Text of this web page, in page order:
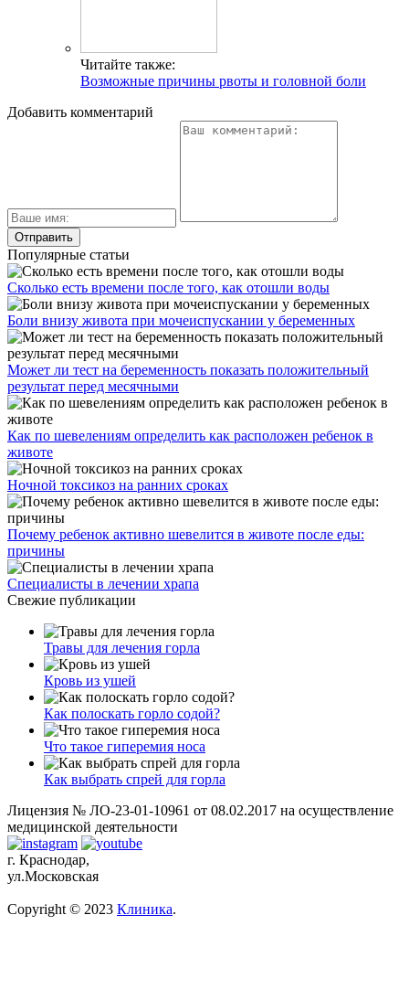
Читайте также:
Возможные причины рвоты и головной боли
Добавить комментарий
Популярные статьи
Сколько есть времени после того, как отошли воды
Боли внизу живота при мочеиспускании у беременных
Может ли тест на беременность показать положительный
результат перед месячными
Как по шевелениям определить как расположен ребенок в
животе
Ночной токсикоз на ранних сроках
Почему ребенок активно шевелится в животе после еды:
причины
Специалисты в лечении храпа
Свежие публикации
Травы для лечения горла
Кровь из ушей
Как полоскать горло содой?
Что такое гиперемия носа
Как выбрать спрей для горла
Лицензия № ЛО-23-01-10961 от 08.02.2017 на осуществление
медицинской деятельности
г. Краснодар,
ул.Московская
Copyright © 2023 Клиника.